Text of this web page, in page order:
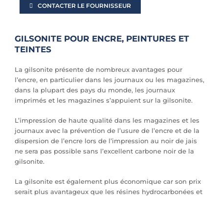
CONTACTER LE FOURNISSEUR
GILSONITE POUR ENCRE, PEINTURES ET
TEINTES
La gilsonite présente de nombreux avantages pour
l’encre, en particulier dans les journaux ou les magazines,
dans la plupart des pays du monde, les journaux
imprimés et les magazines s’appuient sur la gilsonite.
L’impression de haute qualité dans les magazines et les
journaux avec la prévention de l’usure de l’encre et de la
dispersion de l’encre lors de l’impression au noir de jais
ne sera pas possible sans l’excellent carbone noir de la
gilsonite.
La gilsonite est également plus économique car son prix
serait plus avantageux que les résines hydrocarbonées et